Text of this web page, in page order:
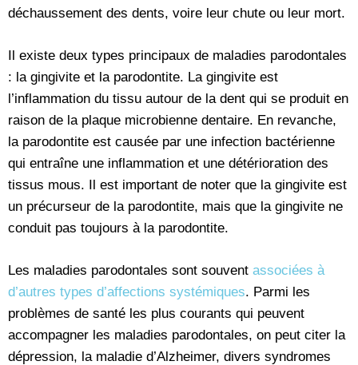
déchaussement des dents, voire leur chute ou leur mort.
Il existe deux types principaux de maladies parodontales
: la gingivite et la parodontite. La gingivite est
l’inflammation du tissu autour de la dent qui se produit en
raison de la plaque microbienne dentaire. En revanche,
la parodontite est causée par une infection bactérienne
qui entraîne une inflammation et une détérioration des
tissus mous. Il est important de noter que la gingivite est
un précurseur de la parodontite, mais que la gingivite ne
conduit pas toujours à la parodontite.
Les maladies parodontales sont souvent associées à
d’autres types d’affections systémiques. Parmi les
problèmes de santé les plus courants qui peuvent
accompagner les maladies parodontales, on peut citer la
dépression, la maladie d’Alzheimer, divers syndromes